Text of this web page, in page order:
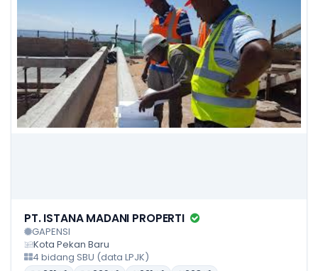
PT. ISTANA MADANI PROPERTI
GAPENSI
Kota Pekan Baru
4 bidang SBU (data LPJK)